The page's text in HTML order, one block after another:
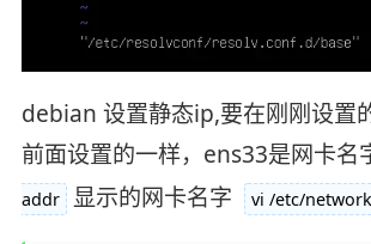
debian 设置静态ip,要在刚刚设置
前面设置的一样，ens33是网卡名
addr
显示的网卡名字 vi /etc/